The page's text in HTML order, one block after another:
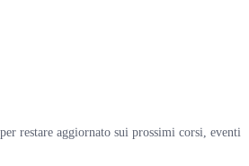
restare aggiornato sui prossimi corsi, eventi